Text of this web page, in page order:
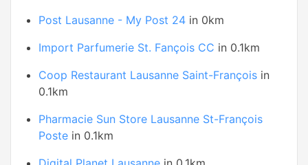
Post Lausanne - My Post 24 in 0km
Import Parfumerie St. Fançois CC in 0.1km
Coop Restaurant Lausanne Saint-François in
0.1km
Pharmacie Sun Store Lausanne St-François
Poste in 0.1km